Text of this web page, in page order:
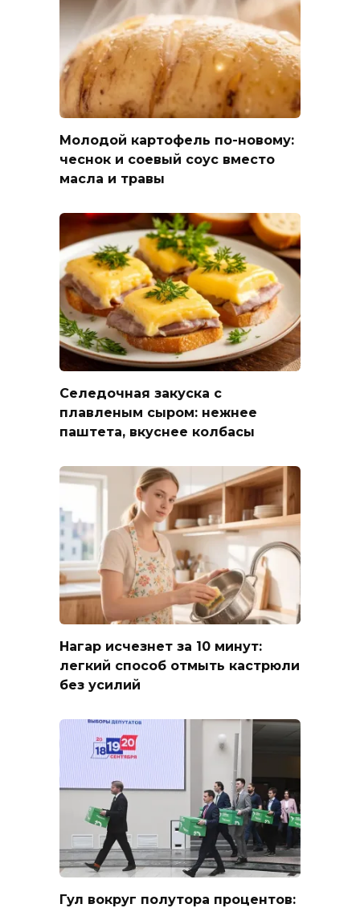
Молодой картофель по-новому:
чеснок и соевый соус вместо
масла и травы
Селедочная закуска с
плавленым сыром: нежнее
паштета, вкуснее колбасы
Нагар исчезнет за 10 минут:
легкий способ отмыть кастрюли
без усилий
Гул вокруг полутора процентов: